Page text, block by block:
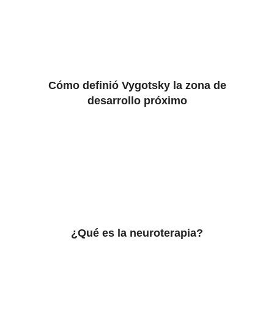
Cómo definió Vygotsky la zona de
desarrollo próximo
¿Qué es la neuroterapia?